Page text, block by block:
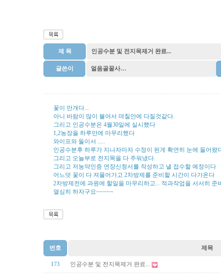
제 목 인공수분 및 전지목제거 완료...
글쓴이 얼음골꿀사…
꽃이 만개다...
아니 바람이 많이 불어서 며칠안에 다질것같다.
그리고 인공수분은 4월30일에 실시했다
1,2농장을 하루만에 마무리했다
와이프와 둘이서 .....
인공수분후 하루가 지나자마자 수정이 된게 확연히 눈에 들어왔
그리고 오늘부로 전지목을 다 주워냈다.
그리고 저농약인증 연장신청서를 작성하고 낼 접수할 예정이다
어느덧 꽃이 다 져물어가고 2차방제를 준비할 시간이 다가온다
2차방제전에 과원에 할일을 마무리하고... 적과작업을 서서히 준
열심히 하자구요~~~~~
번호 제목
173 인공수분 및 전지목제거 완료...